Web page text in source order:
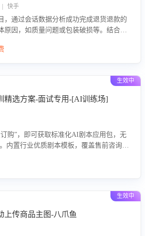
快手
，通过会话数据分析成功完成退货退款的
原因，如质量问题或包装破损等。结合AI
效率。
生效中
精选方案-面试专用-[AI训练场]
购”，即可获取标准化AI剧本应用包，无
内置行业优质剧本模板，覆盖售前咨询、
消除复杂部署流程，节省90%的初始化时
动智能客服训练
生效中
上传商品主图-八爪鱼